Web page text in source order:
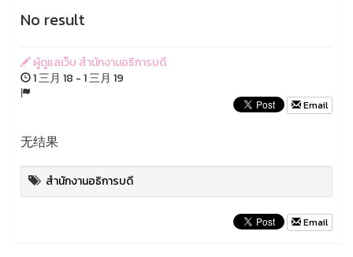
No result
ผู้ดูแลเว็บ สำนักงานอธิการบดี
1 三月 18 - 1 三月 19
Email
无结果
สำนักงานอธิการบดี
Email